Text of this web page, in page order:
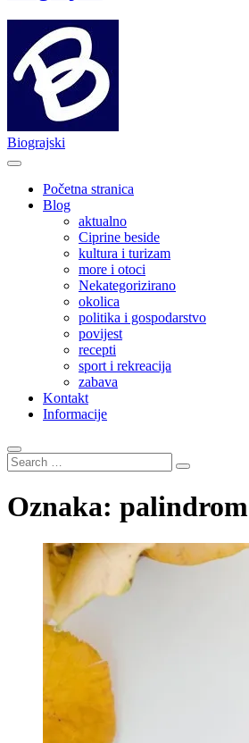
Biograjski
Početna stranica
Blog
aktualno
Ciprine beside
kultura i turizam
more i otoci
Nekategorizirano
okolica
politika i gospodarstvo
povijest
recepti
sport i rekreacija
zabava
Kontakt
Informacije
Search
…
Oznaka: palindrom